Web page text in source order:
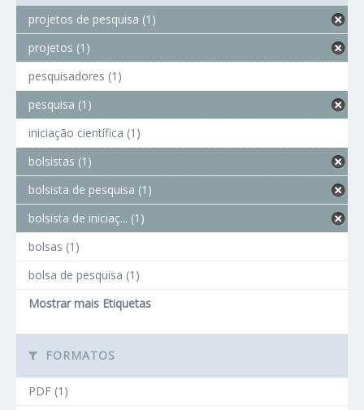
projetos de pesquisa (1)
projetos (1)
pesquisadores (1)
pesquisa (1)
iniciação científica (1)
bolsistas (1)
bolsista de pesquisa (1)
bolsista de iniciaç... (1)
bolsas (1)
bolsa de pesquisa (1)
Mostrar mais Etiquetas
FORMATOS
PDF (1)